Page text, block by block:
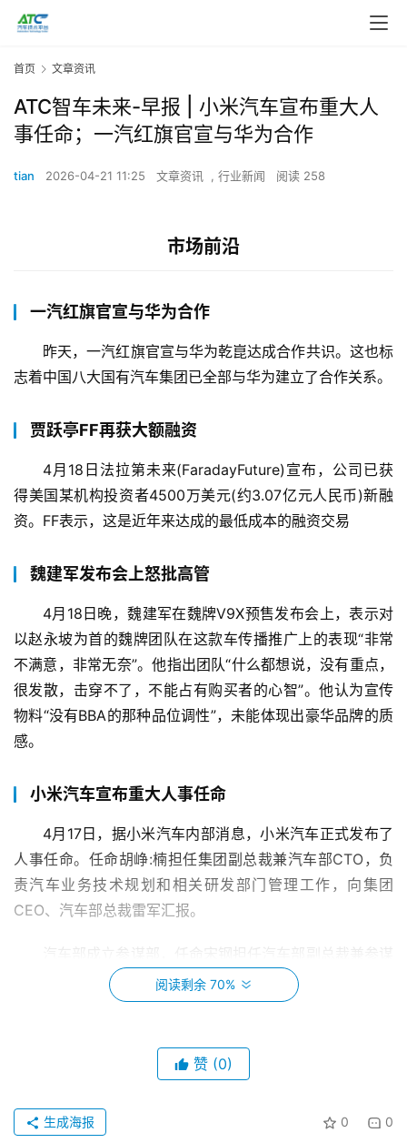
首页 文章资讯
ATC智车未来-早报 | 小米汽车宣布重大人
事任命；一汽红旗官宣与华为合作
tian 2026-04-21 11:25 文章资讯 , 行业新闻 阅读 258
市场前沿
一汽红旗官宣与华为合作
昨天，一汽红旗官宣与华为乾崑达成合作共识。这也标
志着中国八大国有汽车集团已全部与华为建立了合作关系。
贾跃亭FF再获大额融资
4月18日法拉第未来(FaradayFuture)宣布，公司已获
得美国某机构投资者4500万美元(约3.07亿元人民币)新融
资。FF表示，这是近年来达成的最低成本的融资交易
魏建军发布会上怒批高管
4月18日晚，魏建军在魏牌V9X预售发布会上，表示对
以赵永坡为首的魏牌团队在这款车传播推广上的表现“非常
不满意，非常无奈”。他指出团队“什么都想说，没有重点，
很发散，击穿不了，不能占有购买者的心智”。他认为宣传
物料“没有BBA的那种品位调性”，未能体现出豪华品牌的质
感。
小米汽车宣布重大人事任命
4月17日，据小米汽车内部消息，小米汽车正式发布了
人事任命。任命胡峥:楠担任集团副总裁兼汽车部CTO，负
责汽车业务技术规划和相关研发部门管理工作，向集团
CEO、汽车部总裁雷军汇报。
长，向集团CEO、汽车部总裁雷军汇报。
特斯拉正计划最早于下周在印度发布一款全新、尺寸更
阅读剩余 70%
赞 (0)
0 0
生成海报